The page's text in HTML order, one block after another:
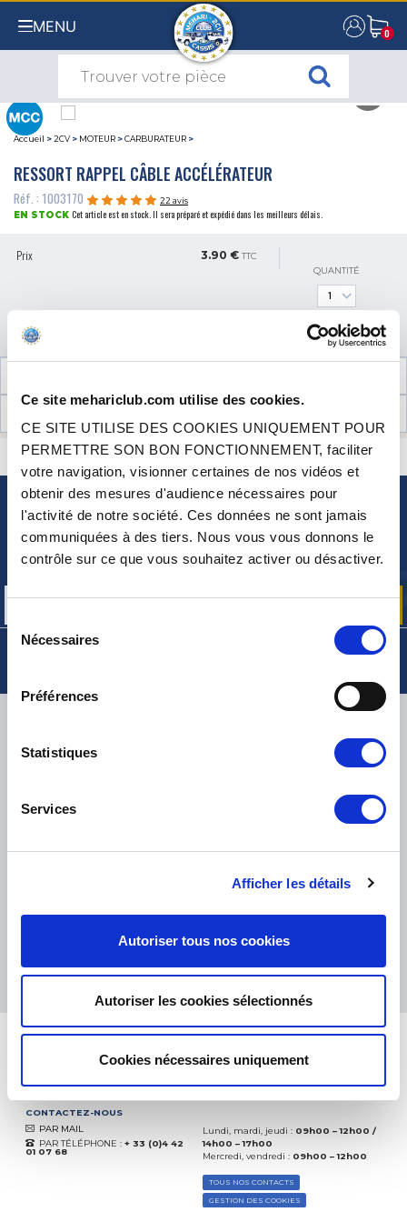
Ce site mehariclub.com utilise des cookies.
CE SITE UTILISE DES COOKIES UNIQUEMENT POUR
PERMETTRE SON BON FONCTIONNEMENT, faciliter
votre navigation, visionner certaines de nos vidéos et
obtenir des mesures d'audience nécessaires pour
l'activité de notre société. Ces données ne sont jamais
communiquées à des tiers. Nous vous vous donnons le
contrôle sur ce que vous souhaitez activer ou désactiver.
Sélection
Nécessaires
Préférences
Statistiques
Services
Afficher les détails
Autoriser tous nos cookies
Autoriser les cookies sélectionnés
Cookies nécessaires uniquement
MENU 0
0
Accueil >2CV > MOTEUR >CARBURATEUR >
RESSORT RAPPEL CÂBLE ACCÉLÉRATEUR
Réf. : 1003170
22 avis
EN STOCK Cet article est en stock. Il sera préparé et expédié dans les meilleurs délais.
Prix 3.90 € TTC
QUANTITÉ
UNE QUESTION ? BESOIN D 'AIDE ? CONTACTEZ-NOUS
NEWSLETTER
Inscrivez-vous pour recevoir gratuitement
nos offres promos et actualités produits
PETITS COLIS : TNT, GÉODIS, FRANCE EXPRESS, DPD
eKomi
Excellent: 4.5/5
Basé sur37850 avis
CONTACTEZ-NOUS
PAR MAIL
PAR TÉLÉPHONE : + 33 (0)4 42
01 07 68
Lundi, mardi, jeudi : 09h00 – 12h00 /
14h00 – 17h00
Mercredi, vendredi : 09h00 – 12h00
TOUS NOS CONTACTS
GESTION DES COOKIES